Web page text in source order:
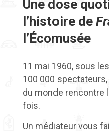
Une dose
l’histoire de
l’Écomusée
11 mai 1960, sous
100 000
du monde rencontre
fois.
Un médiateur vous